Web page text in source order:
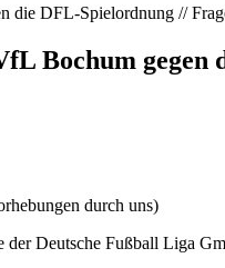
die DFL-Spielordnung //
Bochum
durch uns)
der Deutsche Fußball Liga